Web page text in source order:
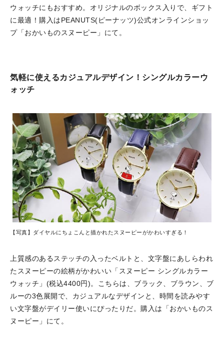
ウォッチにもおすすめ。オリジナルのボックス入りで、ギフト
に最適！購入はPEANUTS(ピーナッツ)公式オンラインショッ
プ「おかいものスヌーピー」にて。
気軽に使えるカジュアルデザイン！シングルカラーウ
ォッチ
【写真】ダイヤルにちょこんと描かれたスヌーピーがかわいすぎる！
上質感のあるステッチの入ったベルトと、文字盤にあしらわれ
たスヌーピーの絵柄がかわいい「スヌーピー シングルカラー
ウォッチ」(税込4400円)。こちらは、ブラック、ブラウン、ブ
ルーの3色展開で、カジュアルなデザインと、時間を読みやす
い文字盤がデイリー使いにぴったりだ。購入は「おかいものス
ヌーピー」にて。